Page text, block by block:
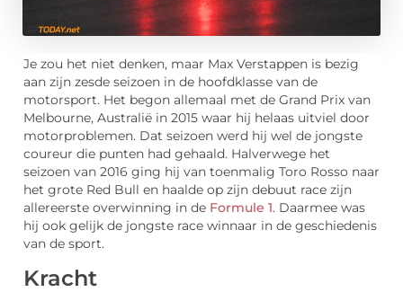
Je zou het niet denken, maar Max Verstappen is bezig
aan zijn zesde seizoen in de hoofdklasse van de
motorsport. Het begon allemaal met de Grand Prix van
Melbourne, Australië in 2015 waar hij helaas uitviel door
motorproblemen. Dat seizoen werd hij wel de jongste
coureur die punten had gehaald. Halverwege het
seizoen van 2016 ging hij van toenmalig Toro Rosso naar
het grote Red Bull en haalde op zijn debuut race zijn
allereerste overwinning in de Formule 1. Daarmee was
hij ook gelijk de jongste race winnaar in de geschiedenis
van de sport.
Kracht